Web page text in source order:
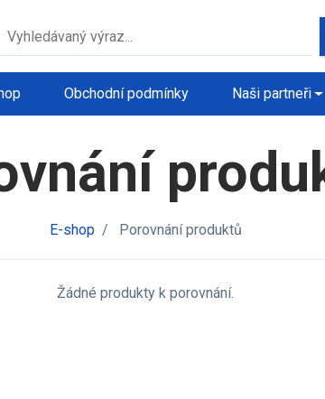
Obchodní podmínky Naši partneři
E-shop / Porovnání produktů
Žádné produkty k porovnání.